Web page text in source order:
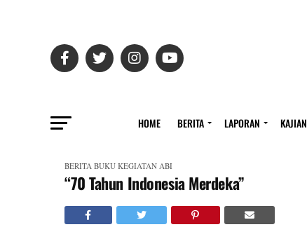
HOME BERITA LAPORAN KAJIAN
BERITA BUKU KEGIATAN ABI
“70 Tahun Indonesia Merdeka”